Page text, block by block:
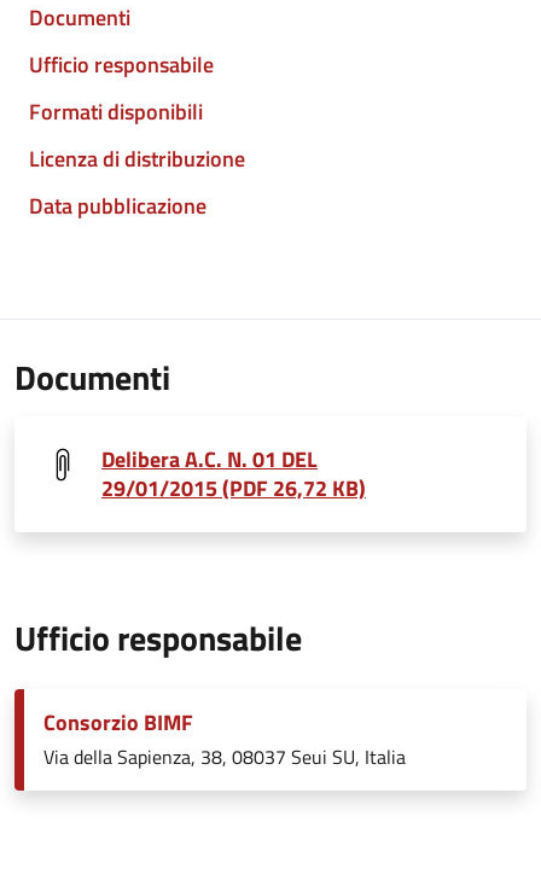
Documenti
Ufficio responsabile
Formati disponibili
Licenza di distribuzione
Data pubblicazione
Documenti
Delibera A.C. N. 01 DEL
29/01/2015 (PDF 26,72 KB)
Ufficio responsabile
Consorzio BIMF
Via della Sapienza, 38, 08037 Seui SU, Italia